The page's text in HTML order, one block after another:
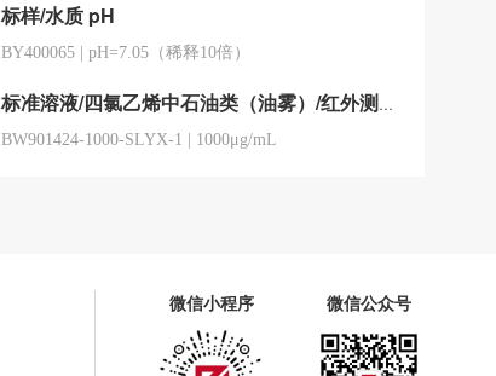
标样/水质 pH
BY400065 pH=7.05（稀释10倍）
标准溶液/四氯乙烯中石油类（油雾）/红外测油仪用
BW901424-1000-SLYX-1 1000μg/mL
微信小程序 微信公众号